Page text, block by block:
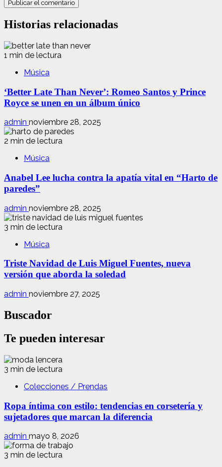
Historias relacionadas
1 min de lectura
Música
‘Better Late Than Never’: Romeo Santos y Prince
Royce se unen en un álbum único
admin noviembre 28, 2025
2 min de lectura
Música
Anabel Lee lucha contra la apatía vital en “Harto de
paredes”
admin noviembre 28, 2025
3 min de lectura
Música
Triste Navidad de Luis Miguel Fuentes, nueva
versión que aborda la soledad
admin noviembre 27, 2025
Buscador
Te pueden interesar
3 min de lectura
Colecciones / Prendas
Ropa íntima con estilo: tendencias en corsetería y
sujetadores que marcan la diferencia
admin mayo 8, 2026
3 min de lectura